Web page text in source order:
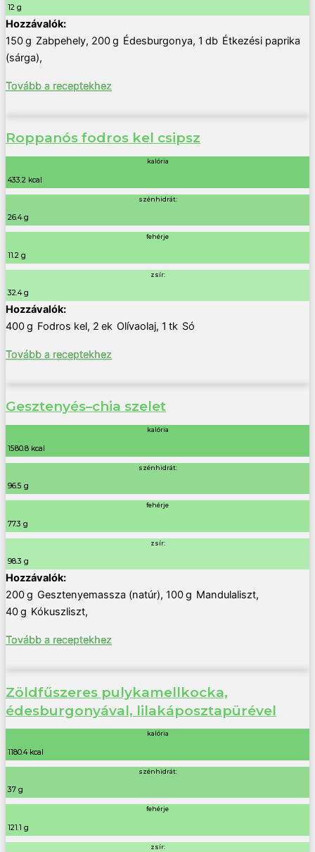
12 g
150g Zabpehely, 200g Édesburgonya, 1 db Étkezési paprika
(sárga),
Tovább a receptekhez
Roppanós fodros kel csipsz
kalória
433.2 kcal
szénhidrát:
26.4 g
fehérje
11.2 g
zsír:
32.4 g
400g Fodros kel, 2 ek Olívaolaj, 1 tk Só
Tovább a receptekhez
Gesztenyés–chia szelet
kalória
1580.8 kcal
szénhidrát:
96.5 g
fehérje
77.3 g
zsír:
98.3 g
200g Gesztenyemassza (natúr), 100g Mandulaliszt,
40g Kókuszliszt,
Tovább a receptekhez
Zöldfűszeres pulykamellkocka,
édesburgonyával, lilakáposztapürével
kalória
1180.4 kcal
szénhidrát:
37 g
fehérje
121.1 g
zsír: